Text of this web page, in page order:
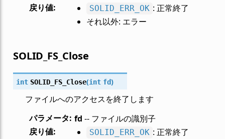
戻り値: SOLID_ERR_OK : 正常終了
それ以外: エラー
SOLID_FS_Close
int SOLID_FS_Close(int fd)
ファイルへのアクセスを終了します
パラメータ: fd -- ファイルの識別子
戻り値: SOLID_ERR_OK : 正常終了